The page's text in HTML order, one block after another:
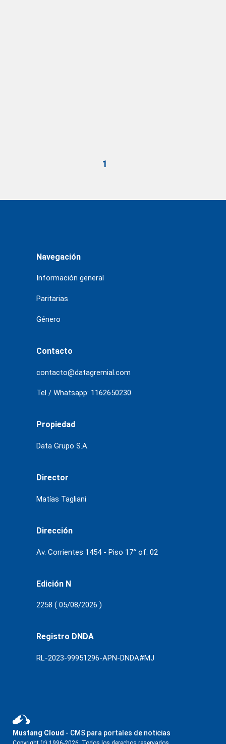
1
Navegación
Información general
Paritarias
Género
Contacto
contacto@datagremial.com
Tel / Whatsapp: 1162650230
Propiedad
Data Grupo S.A.
Director
Matías Tagliani
Dirección
Av. Corrientes 1454 - Piso 17° of. 02
Edición N
2258 ( 05/08/2026 )
Registro DNDA
RL-2023-99951296-APN-DNDA#MJ
Mustang Cloud - CMS para portales de noticias